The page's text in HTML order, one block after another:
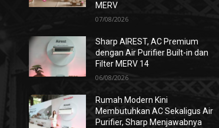
MERV
07/08/2026
Sharp AIREST, AC Premium
dengan Air Purifier Built-in dan
Filter MERV 14
06/08/2026
Rumah Modern Kini
Membutuhkan AC Sekaligus Air
Purifier, Sharp Menjawabnya